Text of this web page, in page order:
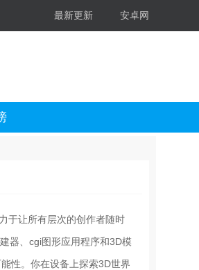
最新更新 安卓网
于让所有层次的创作者随时
器、cgi图形应用程序和3D模
性。你在设备上探索3D世界